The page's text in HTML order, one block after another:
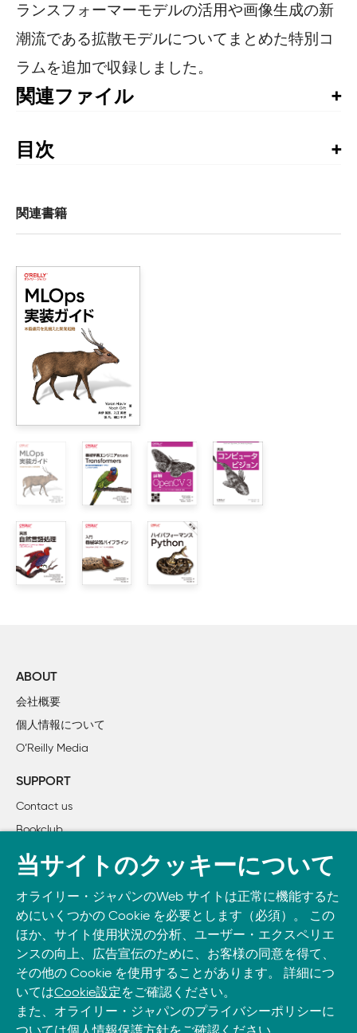
ランスフォーマーモデルの活用や画像生成の新
潮流である拡散モデルについてまとめた特別コ
ラムを追加で収録しました。
関連ファイル
目次
まえがき
    1.1　機械学習
    1.2　ディープラーニングの使用例
    1.3　まとめ
2章　機械学習モデル
    2.1　機械知覚のためのデータセット
        2.1.1　5-flowersデータセット
        2.1.2　画像データの読み込み
        2.1.4　データセットファイルの読み込み
    2.2　Kerasによる線形モデル
        2.2.1　Kerasモデル
    2.3　Kerasを使ったニューラルネットワーク
        2.3.1　ニューラルネットワーク
        2.3.2　ディープニューラルネットワーク
    3.1　学習済みの埋め込み
        3.1.1　学習済みモデル
        3.1.3　ファインチューニング
    3.2　畳み込みニューラルネットワーク（CNN）
        3.2.3　プーリング層
        3.2.4　AlexNet
    3.3　深さの追求
        3.3.1　フィルターの因数分解
        3.3.2　1×1の畳み込み層
        3.3.3　VGG19
        3.3.4　グローバル平均プーリング
    3.4　モジュールアーキテクチャ
        3.4.1　Inception
        3.4.2　SqueezeNet
        3.4.3　ResNetとスキップ接続
関連書籍
ABOUT
会社概要
個人情報について
O’Reilly Media
SUPPORT
Contact us
Bookclub
書籍注文
Take O’Reilly with you and learn anywhere, anytime on your
phone
and tablet.
当サイトのクッキーについて
オライリー・ジャパンのWeb サイトは正常に機能するた
めにいくつかの Cookie を必要とします（必須）。 この
ほか、サイト使用状況の分析、ユーザー・エクスペリエ
ンスの向上、広告宣伝のために、お客様の同意を得て、
その他の Cookie を使用することがあります。 詳細につ
いてはCookie設定をご確認ください。
また、オライリー・ジャパンのプライバシーポリシーに